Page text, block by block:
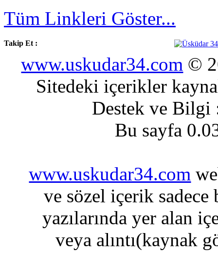
Tüm Linkleri Göster...
Takip Et :
www.uskudar34.com ©
Sitedeki içerikler
Destek ve
Bu sayfa
www.uskudar34.com
ve sözel içerik sadece
yazılarında yer alan
veya alıntı(kaynak